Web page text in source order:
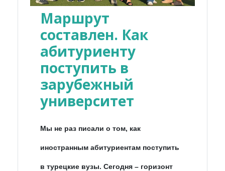
Маршрут
составлен. Как
абитуриенту
поступить в
зарубежный
университет
Мы не раз писали о том, как
иностранным абитуриентам поступить
в турецкие вузы. Сегодня – горизонт